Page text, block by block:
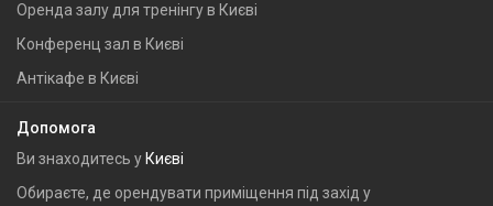
Оренда залу для тренінгу в Києві
Конференц зал в Києві
Антікафе в Києві
Допомога
Ви знаходитесь у Києві
Обираєте, де орендувати приміщення під захід у